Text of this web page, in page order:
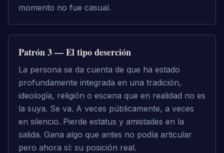
momento no fue casual.
Patrón 3 — El tipo deserción
La persona se da cuenta de que ha estado
profundamente integrada en una tradición,
ideología, religión o escena que en realidad no es
la suya. Se va. A veces públicamente, a veces
en silencio. Pierde estatus y amistades en la
salida. Gana algo que antes no podía articular
pero ahora sí: su posición real.